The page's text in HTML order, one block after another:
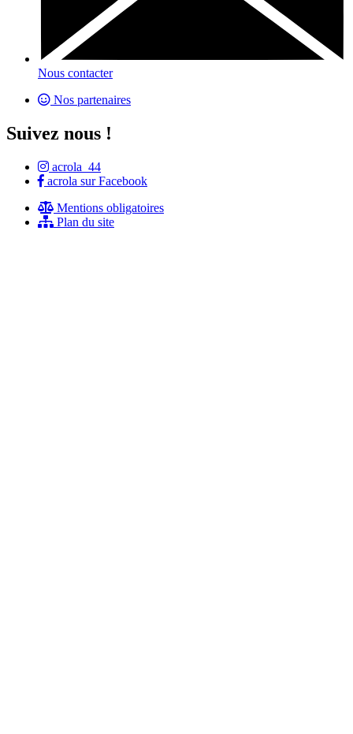
Nous contacter
Nos partenaires
Suivez nous !
acrola_44
acrola sur Facebook
Mentions obligatoires
Plan du site